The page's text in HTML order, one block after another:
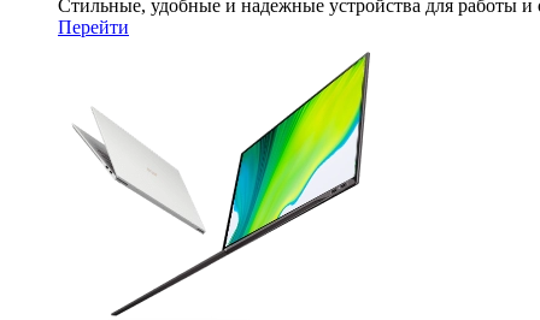
Стильные, удобные и надежные устройства для работы и
Перейти